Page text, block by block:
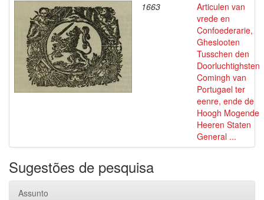
1663
Articulen van
vrede en
Confoederarie,
Gheslooten
Tusschen den
Doorluchtighsten
Comingh van
Portugael ter
eenre, ende de
Hoogh Mogende
Heeren Staten
General ...
Sugestões de pesquisa
Assunto